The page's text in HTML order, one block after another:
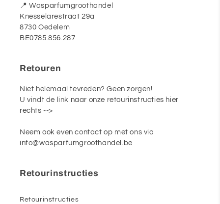
📍 Wasparfumgroothandel
Knesselarestraat 29a
8730 Oedelem
BE0785.856.287
Retouren
Niet helemaal tevreden? Geen zorgen!
U vindt de link naar onze retourinstructies hier
rechts -->
Neem ook even contact op met ons via
info@wasparfumgroothandel.be
Retourinstructies
Retourinstructies